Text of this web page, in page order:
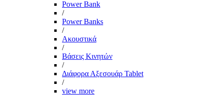
Power Bank
/
Power Banks
/
Ακουστικά
/
Βάσεις Κινητών
/
Διάφορα Αξεσουάρ Tablet
/
view more